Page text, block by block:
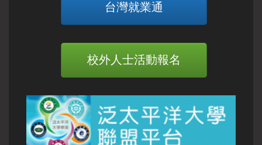
台灣就業通
校外人士活動報名